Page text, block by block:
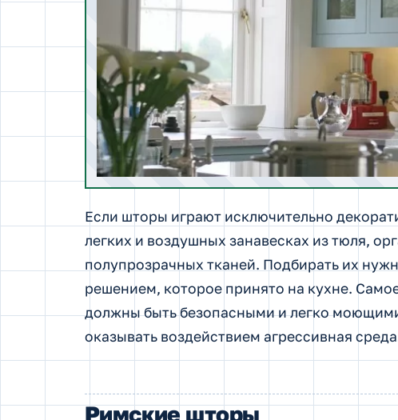
Если шторы играют исключительно
легких и воздушных занавесках из тюля,
полупрозрачных тканей. Подбирать их
решением, которое принято на кухне.
должны быть безопасными и легко
оказывать воздействием агрессивная
Римские шторы